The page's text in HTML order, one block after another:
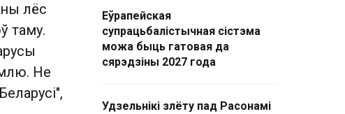
лёс
таму.
Не
Еўрапейская
супрацьбалістычная сістэма
можа быць гатовая да
сярэдзіны 2027 года
Удзельнікі злёту пад Расонамі